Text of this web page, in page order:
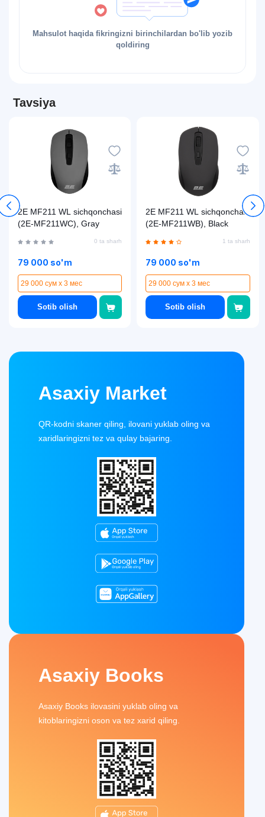
Mahsulot haqida fikringizni birinchilardan bo'lib yozib
qoldiring
Tavsiya
2E MF211 WL sichqonchasi
(2E-MF211WC), Gray
0 ta sharh
79 000 so'm
29 000 сум x 3 мес
Sotib olish
2E MF211 WL sichqonchasi
(2E-MF211WB), Black
1 ta sharh
79 000 so'm
29 000 сум x 3 мес
Sotib olish
Asaxiy Market
QR-kodni skaner qiling, ilovani yuklab oling va
xaridlaringizni tez va qulay bajaring.
Asaxiy Books
Asaxiy Books ilovasini yuklab oling va
kitoblaringizni oson va tez xarid qiling.